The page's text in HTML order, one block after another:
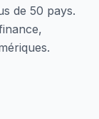
de 50 pays.